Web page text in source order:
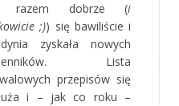
razem dobrze (i
;)) się bawiliście i
zyskała nowych
Lista
przepisów się
i – jak co roku –